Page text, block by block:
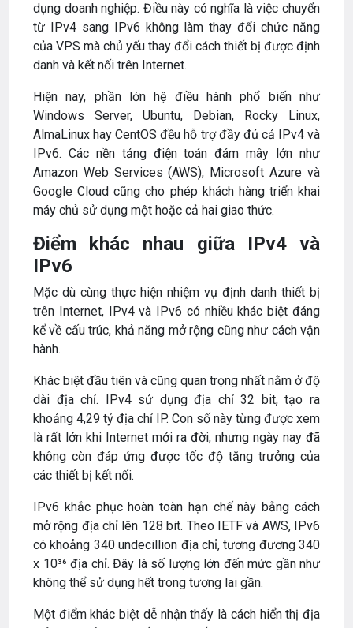
dụng doanh nghiệp. Điều này có nghĩa là việc chuyển
từ IPv4 sang IPv6 không làm thay đổi chức năng
của VPS mà chủ yếu thay đổi cách thiết bị được định
danh và kết nối trên Internet.
Hiện nay, phần lớn hệ điều hành phổ biến như
Windows Server, Ubuntu, Debian, Rocky Linux,
AlmaLinux hay CentOS đều hỗ trợ đầy đủ cả IPv4 và
IPv6. Các nền tảng điện toán đám mây lớn như
Amazon Web Services (AWS), Microsoft Azure và
Google Cloud cũng cho phép khách hàng triển khai
máy chủ sử dụng một hoặc cả hai giao thức.
Điểm khác nhau giữa IPv4 và
IPv6
Mặc dù cùng thực hiện nhiệm vụ định danh thiết bị
trên Internet, IPv4 và IPv6 có nhiều khác biệt đáng
kể về cấu trúc, khả năng mở rộng cũng như cách vận
hành.
Khác biệt đầu tiên và cũng quan trọng nhất nằm ở độ
dài địa chỉ. IPv4 sử dụng địa chỉ 32 bit, tạo ra
khoảng 4,29 tỷ địa chỉ IP. Con số này từng được xem
là rất lớn khi Internet mới ra đời, nhưng ngày nay đã
không còn đáp ứng được tốc độ tăng trưởng của
các thiết bị kết nối.
IPv6 khắc phục hoàn toàn hạn chế này bằng cách
mở rộng địa chỉ lên 128 bit. Theo IETF và AWS, IPv6
có khoảng 340 undecillion địa chỉ, tương đương 340
x 10³⁶ địa chỉ. Đây là số lượng lớn đến mức gần như
không thể sử dụng hết trong tương lai gần.
Một điểm khác biệt dễ nhận thấy là cách hiển thị địa